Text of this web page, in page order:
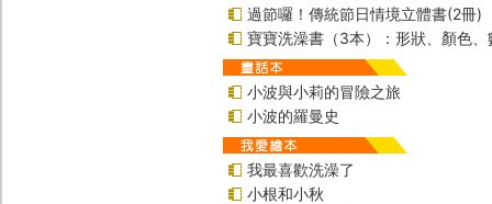
過節囉！傳統節日情境立體書(2冊)
寶寶洗澡書（3本）：形狀、顏色、
小波與小莉的冒險之旅
小波的羅曼史
我最喜歡洗澡了
小根和小秋